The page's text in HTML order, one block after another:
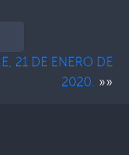
21 DE ENERO DE
2020. »»